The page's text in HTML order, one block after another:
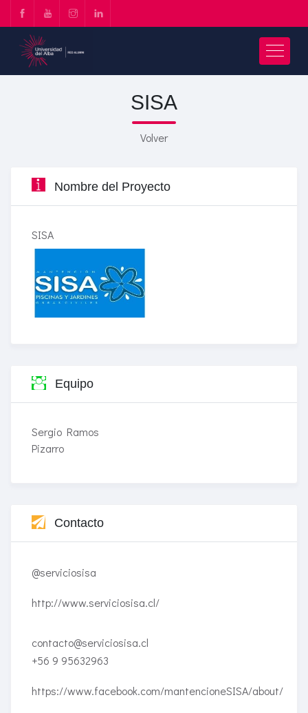
SISA
Volver
Nombre del Proyecto
SISA
Equipo
Sergio Ramos
Pizarro
Contacto
@serviciosisa
http://www.serviciosisa.cl/
contacto@serviciosisa.cl
+56 9 95632963
https://www.facebook.com/mantencioneSISA/about/